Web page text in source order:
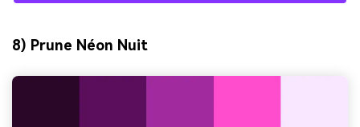
8) Prune Néon Nuit